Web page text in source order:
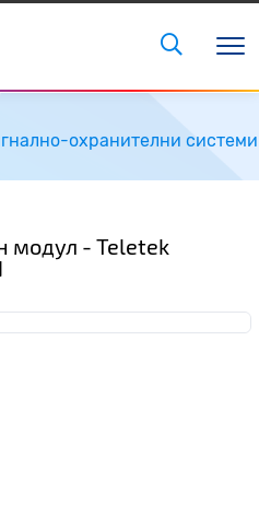
охранителни системи
модул - Teletek